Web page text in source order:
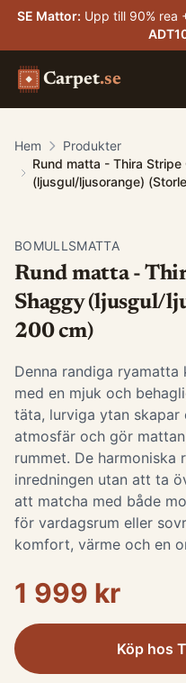
SE Mattor: Upp till 90% rea
Carpet.se
Hem
Produkter
Rund matta - Thira
(ljusgul/ljusorange)
BOMULLSMATTA
Rund matta -
Shaggy (ljusgul/
200 cm)
Denna randiga
med en mjuk och
täta, lurviga ytan skapar
atmosfär och gör
rummet. De harmoniska
inredningen utan att ta
att matcha med både
för vardagsrum eller
komfort, värme och en
1 999 kr
Köp hos